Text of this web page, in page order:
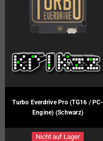
Turbo Everdrive Pro (TG16 / PC-
Engine) (Schwarz)
Nicht auf Lager